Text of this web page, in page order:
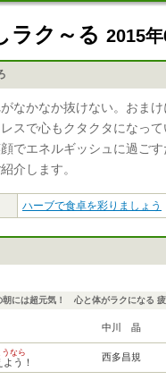
ラク～る 2015
なかなか抜けない。おま
スで心もクタクタになっ
でエネルギッシュに過ご
介します。
ハーブで食卓を彩りましょう
朝には超元気！ 心と体がラクになる
中川 晶
なら
う！ 西多昌規